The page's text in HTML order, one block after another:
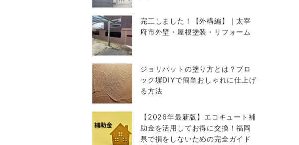
完工しました！【外構編】｜太宰
府市外壁・屋根塗装・リフォーム
ジョリパットの塗り方とは？ブロ
ック塀DIYで簡単おしゃれに仕上げ
る方法
【2026年最新版】エコキュート補
助金を活用してお得に交換！福岡
県で損をしないための完全ガイド